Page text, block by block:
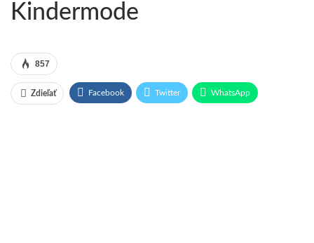
Kindermode
857
Zdieľať Facebook Twitter WhatsApp